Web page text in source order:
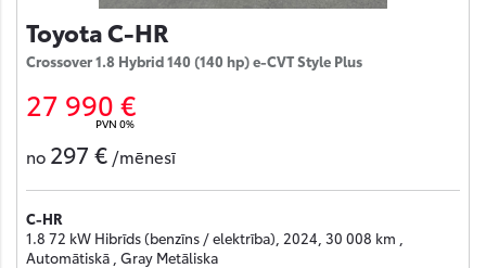
Toyota C-HR
Crossover 1.8 Hybrid 140 (140 hp) e-CVT Style Plus
27 990 €
PVN 0%
no 297 € /mēnesī
C-HR
1.8 72 kW Hibrīds (benzīns / elektrība), 2024, 30 008 km ,
Automātiskā , Gray Metāliska